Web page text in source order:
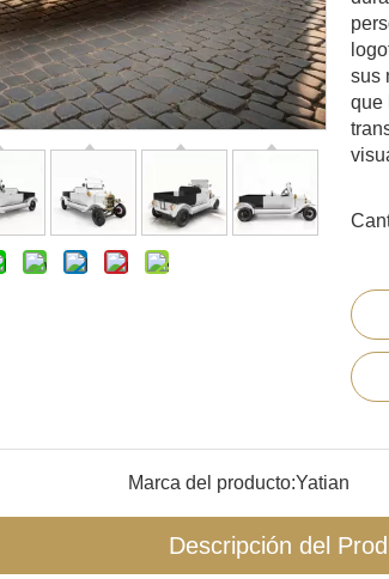
sus
que
Marca del producto:Yatian
Descripción del